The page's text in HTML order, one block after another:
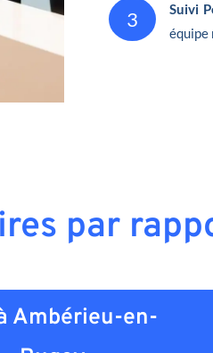
3 Suivi
équipe
par
Ambérieu-en-